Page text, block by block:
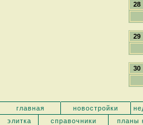
28
29
30
главная
новостройки
элитка
справочники планы